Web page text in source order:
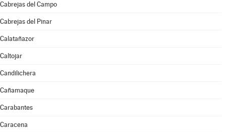
Cabrejas del Campo
Cabrejas del Pinar
Calatañazor
Caltojar
Candilichera
Cañamaque
Carabantes
Caracena